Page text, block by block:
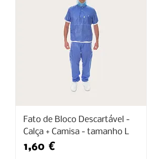
Fato de Bloco Descartável -
Calça + Camisa - tamanho L
Preço
1,60 €